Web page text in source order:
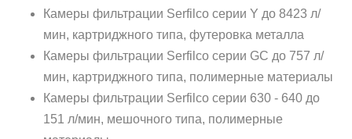
Камеры фильтрации Serfilco серии Y до 8423 л/
мин, картриджного типа, футеровка металла
Камеры фильтрации Serfilco серии GC до 757 л/
мин, картриджного типа, полимерные материалы
Камеры фильтрации Serfilco серии 630 - 640 до
151 л/мин, мешочного типа, полимерные